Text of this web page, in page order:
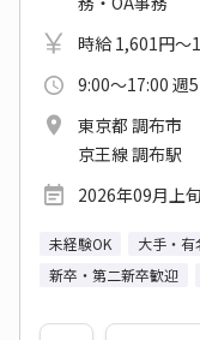
時給 1,601円～
9:00～17:00 週
東京都 調布市
京王線 調布駅
2026年09月上
未経験OK 大手・有
新卒・第二新卒歓迎